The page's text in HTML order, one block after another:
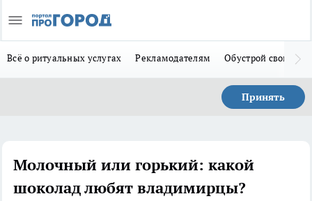
Всё о ритуальных услугах Рекламодателям Обустрой свой дом
Принять
Молочный или горький: какой
шоколад любят владимирцы?